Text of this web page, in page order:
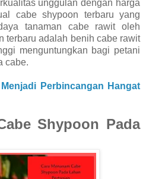
unggulan dengan harga
cabe shypoon terbaru yang
tanaman cabe rawit oleh
terbaru adalah benih cabe rawit
menguntungkan bagi petani
cabe.
Perbincangan Hangat
Shypoon Pada